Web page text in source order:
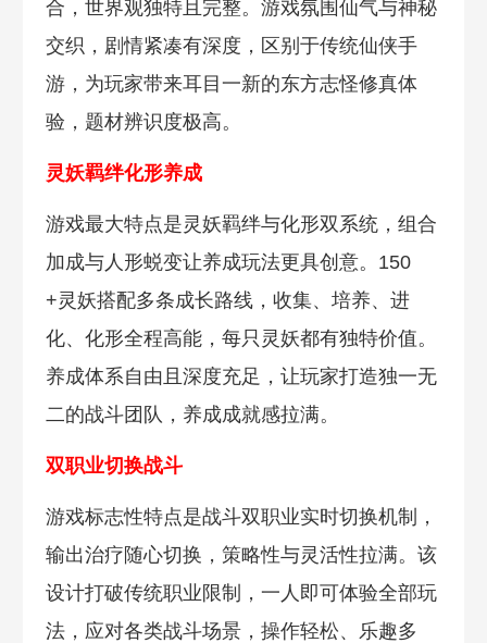
合，世界观独特且完整。游戏氛围仙气与神秘
交织，剧情紧凑有深度，区别于传统仙侠手
游，为玩家带来耳目一新的东方志怪修真体
验，题材辨识度极高。
灵妖羁绊化形养成
游戏最大特点是灵妖羁绊与化形双系统，组合
加成与人形蜕变让养成玩法更具创意。150
+灵妖搭配多条成长路线，收集、培养、进
化、化形全程高能，每只灵妖都有独特价值。
养成体系自由且深度充足，让玩家打造独一无
二的战斗团队，养成成就感拉满。
双职业切换战斗
游戏标志性特点是战斗双职业实时切换机制，
输出治疗随心切换，策略性与灵活性拉满。该
设计打破传统职业限制，一人即可体验全部玩
法，应对各类战斗场景，操作轻松、乐趣多